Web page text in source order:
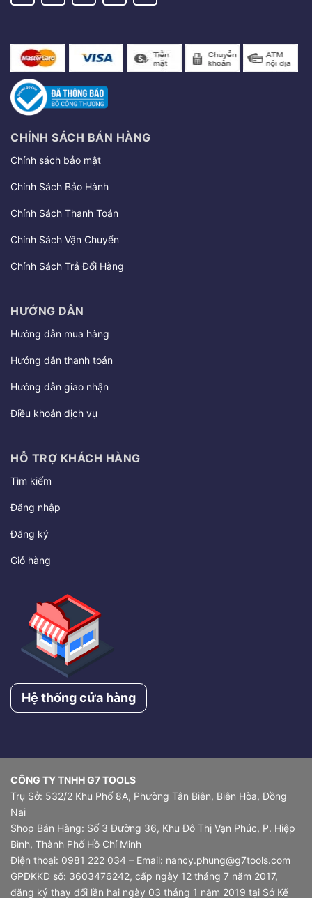
CHÍNH SÁCH BÁN HÀNG
Chính sách bảo mật
Chính Sách Bảo Hành
Chính Sách Thanh Toán
Chính Sách Vận Chuyển
Chính Sách Trả Đổi Hàng
HƯỚNG DẪN
Hướng dẫn mua hàng
Hướng dẫn thanh toán
Hướng dẫn giao nhận
Điều khoản dịch vụ
HỖ TRỢ KHÁCH HÀNG
Tìm kiếm
Đăng nhập
Đăng ký
Giỏ hàng
Hệ thống cửa hàng
CÔNG TY TNHH G7 TOOLS
Trụ Sở: 532/2 Khu Phố 8A, Phường Tân Biên, Biên Hòa, Đồng
Nai
Shop Bán Hàng: Số 3 Đường 36, Khu Đô Thị Vạn Phúc, P. Hiệp
Bình, Thành Phố Hồ Chí Minh
Điện thoại: 0981 222 034 – Email: nancy.phung@g7tools.com
GPĐKKD số: 3603476242, cấp ngày 12 tháng 7 năm 2017,
đăng ký thay đổi lần hai ngày 03 tháng 1 năm 2019 tại Sở Kế